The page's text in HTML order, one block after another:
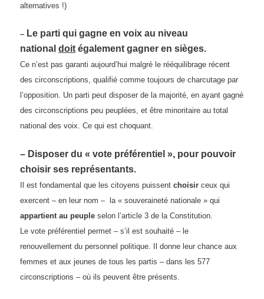
alternatives !)
– Le parti qui gagne en voix au niveau
nationaldoit également gagner en sièges.
Ce n’est pas garanti aujourd’hui malgré le rééquilibrage récent
des circonscriptions, qualifié comme toujours de charcutage par
l’opposition. Un parti peut disposer de la majorité, en ayant gagné
des circonscriptions peu peuplées, et être minoritaire au total
national des voix. Ce qui est choquant.
– Disposer du « vote préférentiel », pour pouvoir
choisir ses représentants.
Il est fondamental que les citoyens puissentchoisirceux qui
exercent – en leur nom – la « souveraineté nationale » qui
appartient au peuple selon l’article 3 de la Constitution.
Le vote préférentiel permet – s’il est souhaité – le
renouvellement du personnel politique. Il donne leur chance aux
femmes et aux jeunes de tous les partis – dans les 577
circonscriptions – où ils peuvent être présents.